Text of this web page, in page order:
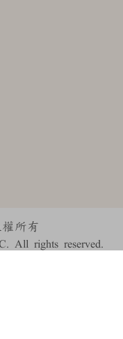
所有
All rights reserved.